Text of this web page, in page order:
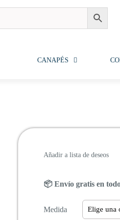
CANAPÉS
Añadir a lista de deseos
📦 Envío gratis en
Medida